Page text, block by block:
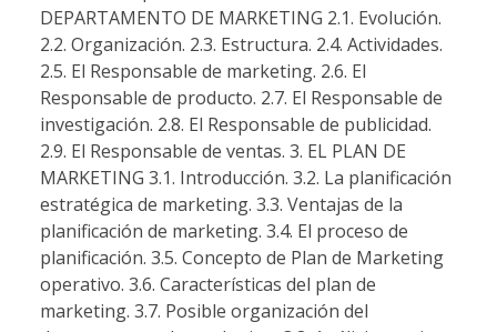
DEPARTAMENTO DE MARKETING 2.1. Evolución.
2.2. Organización. 2.3. Estructura. 2.4. Actividades.
2.5. El Responsable de marketing. 2.6. El
Responsable de producto. 2.7. El Responsable de
investigación. 2.8. El Responsable de publicidad.
2.9. El Responsable de ventas. 3. EL PLAN DE
MARKETING 3.1. Introducción. 3.2. La planificación
estratégica de marketing. 3.3. Ventajas de la
planificación de marketing. 3.4. El proceso de
planificación. 3.5. Concepto de Plan de Marketing
operativo. 3.6. Características del plan de
marketing. 3.7. Posible organización del